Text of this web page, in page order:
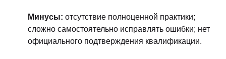
Минусы: отсутствие полноценной практики;
сложно самостоятельно исправлять ошибки; нет
официального подтверждения квалификации.